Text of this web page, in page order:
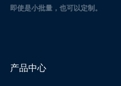
即使是小批量，也可以定制。
产品中心